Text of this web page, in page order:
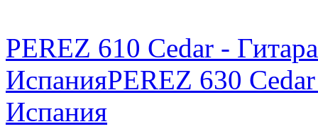
PEREZ 610 Cedar -
ИспанияPEREZ 630
Испания